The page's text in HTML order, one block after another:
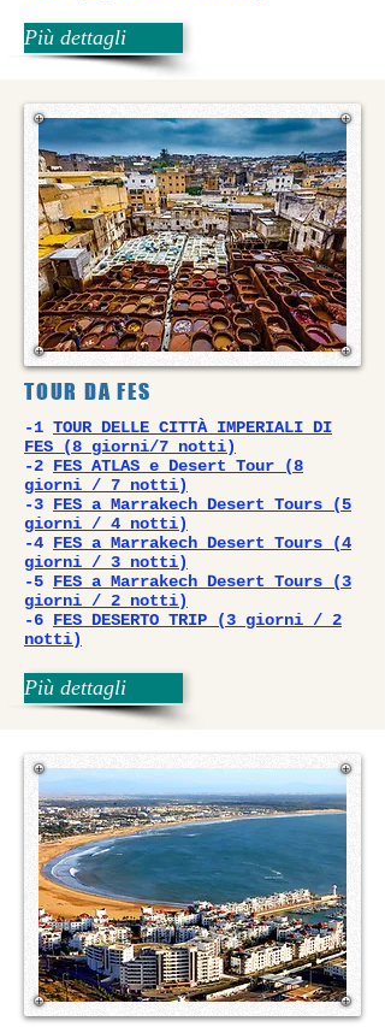
Più dettagli
TOUR DA FES
-1 TOUR DELLE CITTÀ IMPERIALI DI
FES (8 giorni/7 notti)
-2 FES ATLAS e Desert Tour (8
giorni / 7 notti)
-3 FES a Marrakech Desert Tours (5
giorni / 4 notti)
-4 FES a Marrakech Desert Tours (4
giorni / 3 notti)
-5 FES a Marrakech Desert Tours (3
giorni / 2 notti)
-6 FES DESERTO TRIP (3 giorni / 2
notti)
Più dettagli